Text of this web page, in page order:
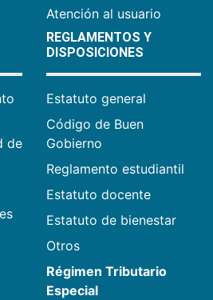
Atención al usuario
de
REGLAMENTOS Y
DISPOSICIONES
Estatuto general
Código de Buen
Gobierno
Reglamento estudiantil
Estatuto docente
Estatuto de bienestar
Otros
Régimen Tributario
Especial